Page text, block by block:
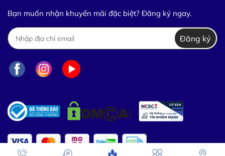
Bạn muốn nhận khuyến mãi đặc biệt? Đăng ký ngay.
Đăng ký